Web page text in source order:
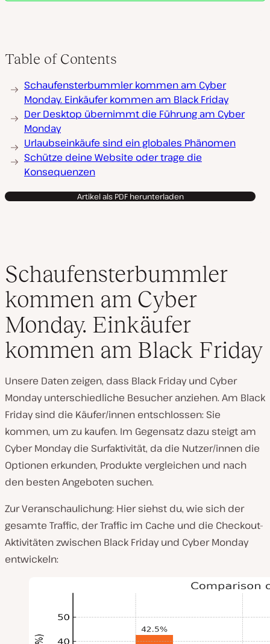
Table of Contents
Schaufensterbummler kommen am Cyber
Monday. Einkäufer kommen am Black Friday
Der Desktop übernimmt die Führung am Cyber
Monday
Urlaubseinkäufe sind ein globales Phänomen
Schütze deine Website oder trage die
Konsequenzen
Artikel als PDF herunterladen
Schaufensterbummler
kommen am Cyber
Monday. Einkäufer
kommen am Black Friday
Unsere Daten zeigen, dass Black Friday und Cyber
Monday unterschiedliche Besucher anziehen. Am Black
Friday sind die Käufer/innen entschlossen: Sie
kommen, um zu kaufen. Im Gegensatz dazu steigt am
Cyber Monday die Surfaktivität, da die Nutzer/innen die
Optionen erkunden, Produkte vergleichen und nach
den besten Angeboten suchen.
Zur Veranschaulichung: Hier siehst du, wie sich der
gesamte Traffic, der Traffic im Cache und die Checkout-
Aktivitäten zwischen Black Friday und Cyber Monday
entwickeln: